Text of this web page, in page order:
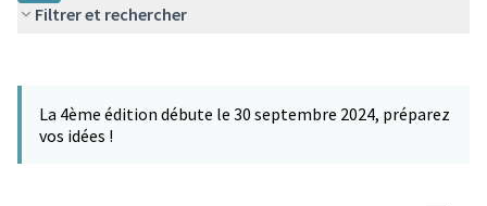
Filtrer et rechercher
−
La 4ème édition débute le 30 septembre 2024, préparez
vos idées !